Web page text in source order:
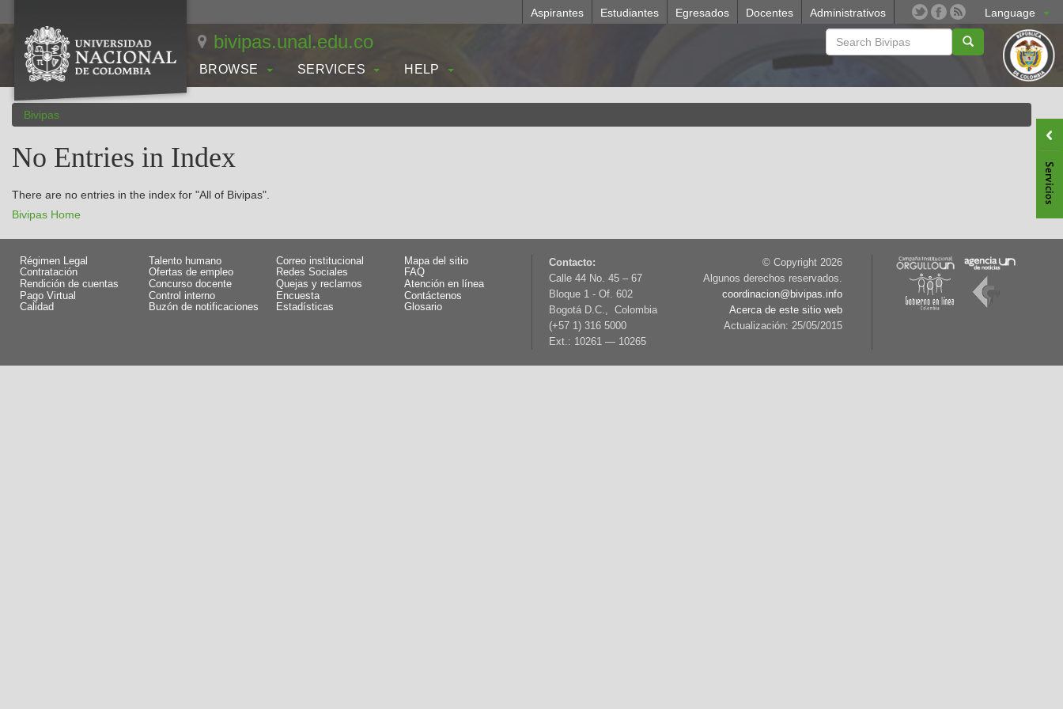
Language
Aspirantes Estudiantes Egresados Docentes Administrativos
bivipas.unal.edu.co
BROWSE SERVICES HELP
Bivipas
No Entries in Index
There are no entries in the index for "All of Bivipas".
Bivipas Home
Régimen Legal
Talento humano
Contratación
Ofertas de empleo
Rendición de cuentas
Concurso docente
Pago Virtual
Control interno
Calidad
Buzón de notificaciones
Correo institucional
Mapa del sitio
Redes Sociales
FAQ
Quejas y reclamos
Atención en línea
Encuesta
Contáctenos
Estadísticas
Glosario
Contacto:
Calle 44 No. 45 – 67
Bloque 1 - Of. 602
Bogotá D.C., Colombia
(+57 1) 316 5000
Ext.: 10261 — 10265
© Copyright 2026
Algunos derechos reservados.
coordinacion@bivipas.info
Acerca de este sitio web
Actualización: 25/05/2015